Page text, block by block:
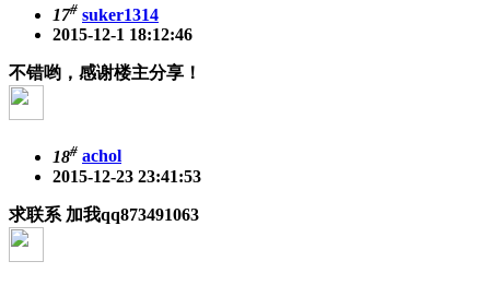
17# suker1314
2015-12-1 18:12:46
不错哟，感谢楼主分享！
18# achol
2015-12-23 23:41:53
求联系 加我qq873491063